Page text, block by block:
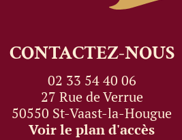
CONTACTEZ-NOUS
02 33 54 40 06
27 Rue de Verrue
50550 St-Vaast-la-Hougue
Voir le plan d'accès